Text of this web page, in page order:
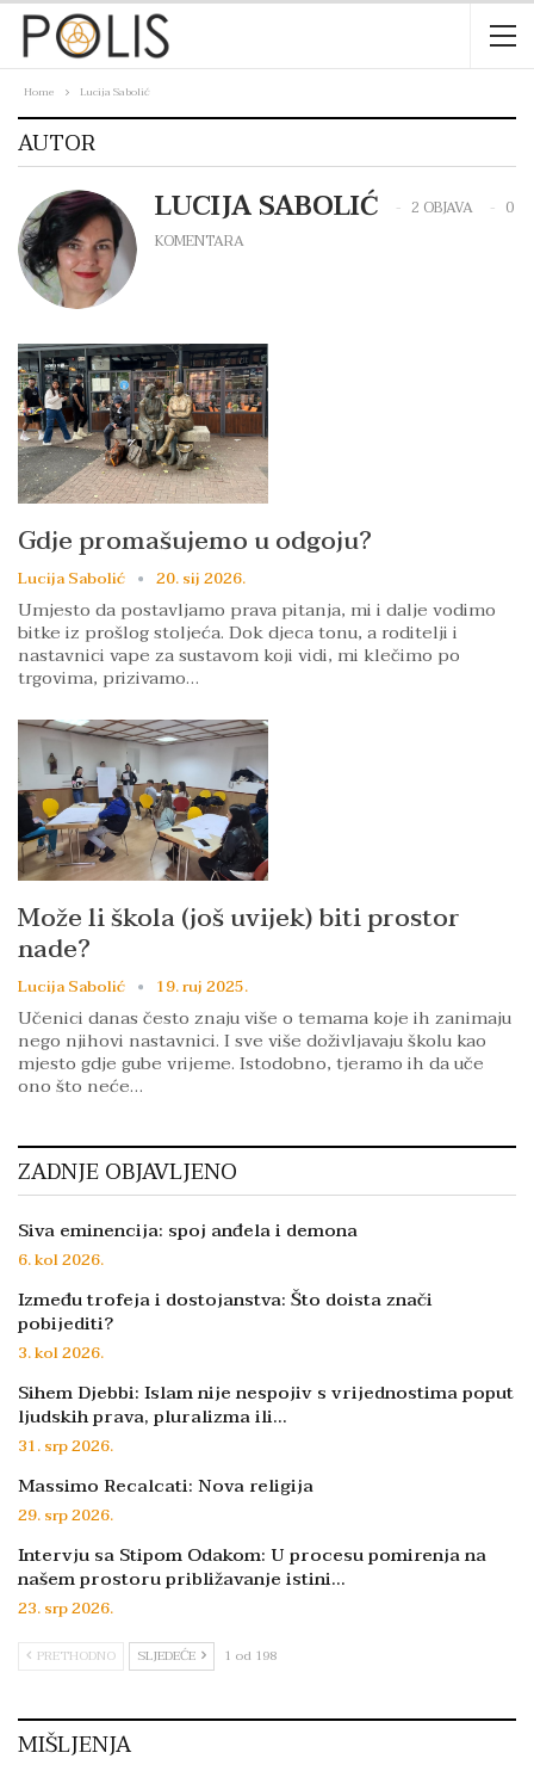
Home Lucija Sabolić
AUTOR
LUCIJA SABOLIĆ 2 OBJAVA
0
KOMENTARA
Gdje promašujemo u odgoju?
Lucija Sabolić 20. sij 2026.
Umjesto da postavljamo prava pitanja, mi i dalje vodimo
bitke iz prošlog stoljeća. Dok djeca tonu, a roditelji i
nastavnici vape za sustavom koji vidi, mi klečimo po
trgovima, prizivamo…
Može li škola (još uvijek) biti prostor
nade?
Lucija Sabolić 19. ruj 2025.
Učenici danas često znaju više o temama koje ih zanimaju
nego njihovi nastavnici. I sve više doživljavaju školu kao
mjesto gdje gube vrijeme. Istodobno, tjeramo ih da uče
ono što neće…
ZADNJE OBJAVLJENO
Siva eminencija: spoj anđela i demona
6. kol 2026.
Između trofeja i dostojanstva: Što doista znači
pobijediti?
3. kol 2026.
Sihem Djebbi: Islam nije nespojiv s vrijednostima poput
ljudskih prava, pluralizma ili…
31. srp 2026.
Massimo Recalcati: Nova religija
29. srp 2026.
Intervju sa Stipom Odakom: U procesu pomirenja na
našem prostoru približavanje istini…
23. srp 2026.
PRETHODNO SLJEDEĆE 1 od 198
MIŠLJENJA